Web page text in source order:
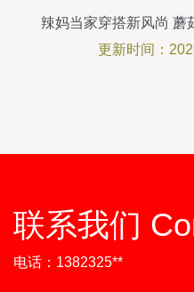
辣妈当家穿搭新风尚 蘑
服
更新时间：
联系我们
电话：1382325**